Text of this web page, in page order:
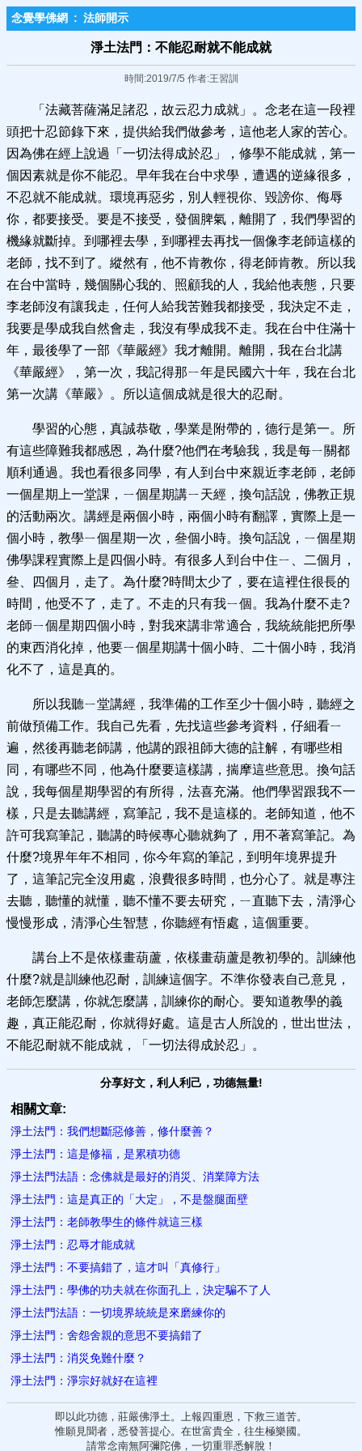
念覺學佛網 : 法師開示
淨土法門：不能忍耐就不能成就
時間:2019/7/5 作者:王習訓
「法藏菩薩滿足諸忍，故云忍力成就」。念老在這一段裡
頭把十忍節錄下來，提供給我們做參考，這他老人家的苦心。
因為佛在經上說過「一切法得成於忍」，修學不能成就，第一
個因素就是你不能忍。早年我在台中求學，遭遇的逆緣很多，
不忍就不能成就。環境再惡劣，別人輕視你、毀謗你、侮辱
你，都要接受。要是不接受，發個脾氣，離開了，我們學習的
機緣就斷掉。到哪裡去學，到哪裡去再找一個像李老師這樣的
老師，找不到了。縱然有，他不肯教你，得老師肯教。所以我
在台中當時，幾個關心我的、照顧我的人，我給他表態，只要
李老師沒有讓我走，任何人給我苦難我都接受，我決定不走，
我要是學成我自然會走，我沒有學成我不走。我在台中住滿十
年，最後學了一部《華嚴經》我才離開。離開，我在台北講
《華嚴經》，第一次，我記得那ㄧ年是民國六十年，我在台北
第一次講《華嚴》。所以這個成就是很大的忍耐。
學習的心態，真誠恭敬，學業是附帶的，德行是第一。所
有這些障難我都感恩，為什麼?他們在考驗我，我是每ㄧ關都
順利通過。我也看很多同學，有人到台中來親近李老師，老師
一個星期上一堂課，ㄧ個星期講ㄧ天經，換句話說，佛教正規
的活動兩次。講經是兩個小時，兩個小時有翻譯，實際上是一
個小時，教學ㄧ個星期一次，叄個小時。換句話說，ㄧ個星期
佛學課程實際上是四個小時。有很多人到台中住ㄧ、二個月，
叄、四個月，走了。為什麼?時間太少了，要在這裡住很長的
時間，他受不了，走了。不走的只有我ㄧ個。我為什麼不走?
老師ㄧ個星期四個小時，對我來講非常適合，我統統能把所學
的東西消化掉，他要ㄧ個星期講十個小時、二十個小時，我消
化不了，這是真的。
所以我聽ㄧ堂講經，我準備的工作至少十個小時，聽經之
前做預備工作。我自己先看，先找這些參考資料，仔細看ㄧ
遍，然後再聽老師講，他講的跟祖師大德的註解，有哪些相
同，有哪些不同，他為什麼要這樣講，揣摩這些意思。換句話
說，我每個星期學習的有所得，法喜充滿。他們學習跟我不一
樣，只是去聽講經，寫筆記，我不是這樣的。老師知道，他不
許可我寫筆記，聽講的時候專心聽就夠了，用不著寫筆記。為
什麼?境界年年不相同，你今年寫的筆記，到明年境界提升
了，這筆記完全沒用處，浪費很多時間，也分心了。就是專注
去聽，聽懂的就懂，聽不懂不要去研究，ㄧ直聽下去，清淨心
慢慢形成，清淨心生智慧，你聽經有悟處，這個重要。
講台上不是依樣畫葫蘆，依樣畫葫蘆是教初學的。訓練他
什麼?就是訓練他忍耐，訓練這個字。不準你發表自己意見，
老師怎麼講，你就怎麼講，訓練你的耐心。要知道教學的義
趣，真正能忍耐，你就得好處。這是古人所說的，世出世法，
不能忍耐就不能成就，「一切法得成於忍」。
分享好文，利人利己，功德無量!
相關文章:
淨土法門：我們想斷惡修善，修什麼善？
淨土法門：這是修福​，是累積功德
淨土法門法語：念佛就是最好的消災、消業障方法
淨土法門：這是真正的「大​定」，不是盤腿面壁
淨土法門：老師教學生的條​件就這三樣
淨土法門：忍辱才能成就
淨土法門：不要搞錯了，這才​叫「真修行」
淨土法門：學佛的功夫就在你面孔上，決定騙不了人
淨土法門法語：一切境界統統是來磨練你的
淨土法門：舍怨舍親的意思不要搞錯了
淨土法門：消災免難什麼？
淨土法門：淨宗好就好​在這裡
即以此功德，莊嚴佛淨土。上報四重恩，下救三道苦。
惟願見聞者，悉發菩提心。在世富貴全，往生極樂國。
請常念南無阿彌陀佛，一切重罪悉解脫！